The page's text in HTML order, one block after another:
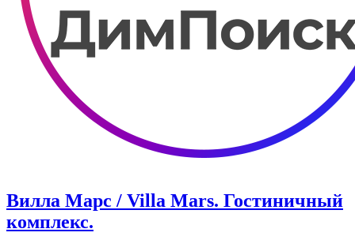
Вилла Марс / Villa Mars. Гостиничный
комплекс.